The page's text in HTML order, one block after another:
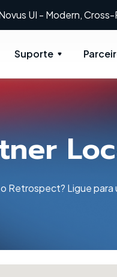
UI - Modern,
Suporte
Retrospect? Ligue para